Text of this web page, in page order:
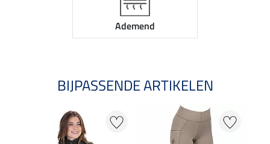
Ademend
BIJPASSENDE ARTIKELEN